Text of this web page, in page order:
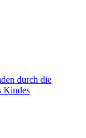
durch die
Kindes